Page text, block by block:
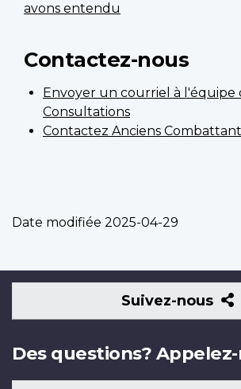
avons entendu
Contactez-nous
Envoyer un courriel à l'équipe
Consultations
Contactez Anciens
Date modifiée 2025-04-29
Suivez-nous
Des questions?